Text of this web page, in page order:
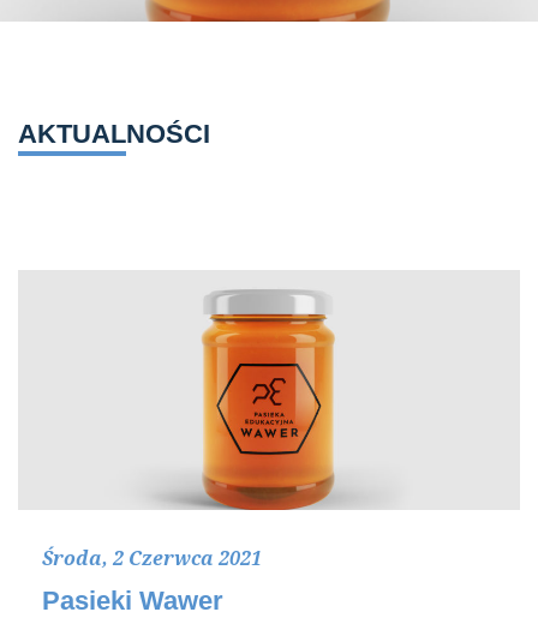
AKTUALNOŚCI
Pasieki Wawer
Środa, 2 Czerwca 2021